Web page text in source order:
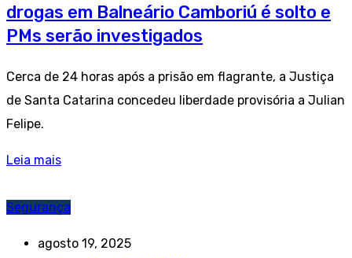
drogas em Balneário Camboriú é solto e
PMs serão investigados
Cerca de 24 horas após a prisão em flagrante, a Justiça
de Santa Catarina concedeu liberdade provisória a Julian
Felipe.
Leia mais
Segurança
agosto 19, 2025